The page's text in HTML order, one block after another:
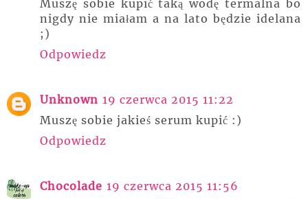
Muszę sobie kupić taką wodę termalna bo
nigdy nie miałam a na lato będzie idelana
;)
Odpowiedz
Unknown 19 czerwca 2015 11:22
Muszę sobie jakieś serum kupić :)
Odpowiedz
Chocolade 19 czerwca 2015 11:56